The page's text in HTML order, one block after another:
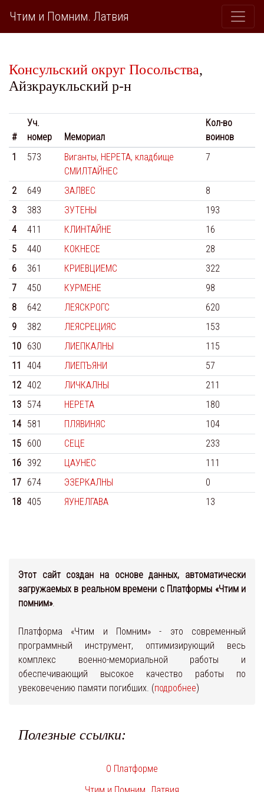
Чтим и Помним. Латвия
Консульский округ Посольства,
Айзкраукльский р-н
#
Уч.
номер
Мемориал
Кол-во
воинов
1
573
Виганты, НЕРЕТА, кладбище
СМИЛТАЙНЕС
7
2 649 ЗАЛВЕС
8
3
383 ЗУТЕНЫ
193
4
411 КЛИНТАЙНЕ
16
5
440 КОКНЕСЕ
28
6
361 КРИЕВЦИЕМС
322
7
450 КУРМЕНЕ
98
8
642 ЛЕЯСКРОГС
620
9
382 ЛЕЯСРЕЦИЯС
153
10 630 ЛИЕПКАЛНЫ
115
11
404 ЛИЕПЪЯНИ
57
12 402 ЛИЧКАЛНЫ
211
13 574 НЕРЕТА
180
14 581 ПЛЯВИНЯС
104
15 600 СЕЦЕ
233
16 392 ЦАУНЕС
111
17 674 ЭЗЕРКАЛНЫ
0
18 405 ЯУНЕЛГАВА 13
Этот сайт создан на основе данных, автоматически
загружаемых в реальном времени с Платформы «Чтим и
помним».
Платформа «Чтим и Помним» - это современный
программный инструмент, оптимизирующий весь
комплекс военно-мемориальной работы и
обеспечивающий высокое качество работы по
увековечению памяти погибших. (подробнее)
Полезные ссылки:
О Платформе